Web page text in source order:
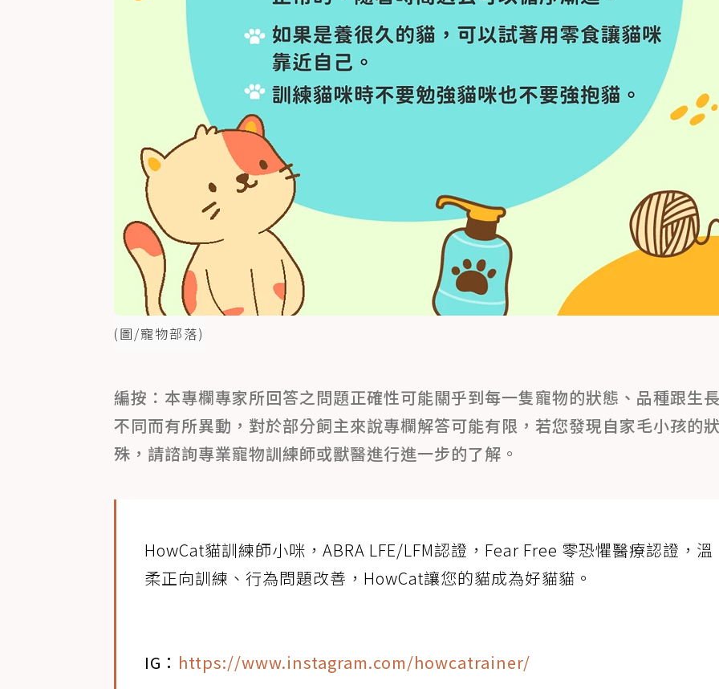
(圖/寵物部落)
編按：本專欄專家所回答之問題正確性可能關乎到每一隻寵物的狀態、品種跟生
不同而有所異動，對於部分飼主來說專欄解答可能有限，若您發現自家毛小孩的
殊，請諮詢專業寵物訓練師或獸醫進行進一步的了解。
HowCat貓訓練師小咪，ABRA LFE/LFM認證，Fear Free 零恐懼醫療認證，溫
柔正向訓練、行為問題改善，HowCat讓您的貓成為好貓貓。
IG： https://www.instagram.com/howcatrainer/